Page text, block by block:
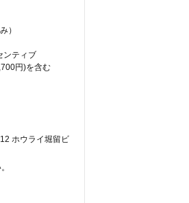
）
ティブ
円)を含む
ホウライ堀留ビ